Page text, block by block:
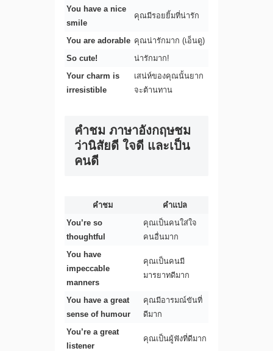
You have a nice
smile
คุณมีรอยยิ้มที่น่ารัก
You are adorable คุณน่ารักมาก (เอ็นดู)
So cute!
น่ารักมาก!
Your charm is
irresistible
เสน่ห์ของคุณนั้นยาก
จะต้านทาน
คําชม ภาษาอังกฤษชม
ว่านิสัยดี ใจดี และเป็น
คนดี
คำชม
คำแปล
You’re so
thoughtful
คุณเป็นคนใส่ใจ
คนอื่นมาก
You have
impeccable
manners
คุณเป็นคนมี
มารยาทดีมาก
You have a great
sense of humour
คุณมีอารมณ์ขันที่
ดีมาก
You’re a great
listener
คุณเป็นผู้ฟังที่ดีมาก